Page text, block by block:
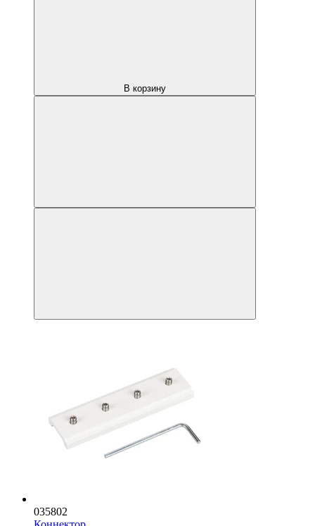
В корзину
035802